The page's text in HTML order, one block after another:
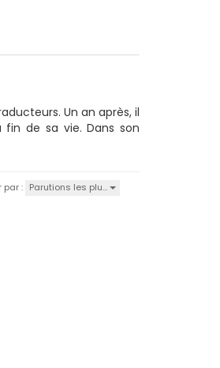
Un an après, il
fin de sa vie. Dans son
par : Parutions les plu…